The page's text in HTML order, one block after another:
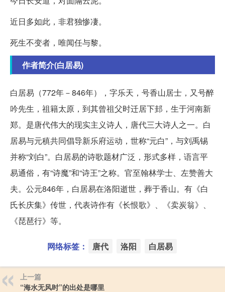
近日多如此，非君独惨凄。
死生不变者，唯闻任与黎。
作者简介(白居易)
白居易（772年－846年），字乐天，号香山居士，又号醉
吟先生，祖籍太原，到其曾祖父时迁居下邽，生于河南新
郑。是唐代伟大的现实主义诗人，唐代三大诗人之一。白
居易与元稹共同倡导新乐府运动，世称“元白”，与刘禹锡
并称“刘白”。白居易的诗歌题材广泛，形式多样，语言平
易通俗，有“诗魔”和“诗王”之称。官至翰林学士、左赞善大
夫。公元846年，白居易在洛阳逝世，葬于香山。有《白
氏长庆集》传世，代表诗作有《长恨歌》、《卖炭翁》、
《琵琶行》等。
网络标签： 唐代 洛阳 白居易
上一篇
“海水无风时”的出处是哪里